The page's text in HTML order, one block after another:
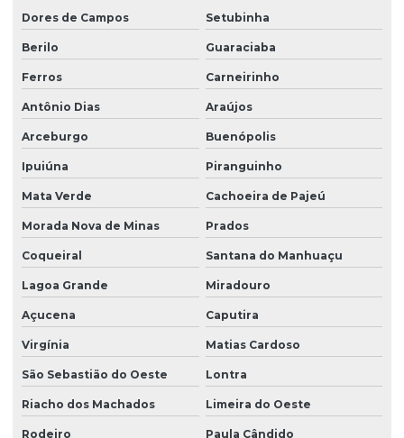
Dores de Campos Setubinha
Berilo Guaraciaba
Ferros Carneirinho
Antônio Dias Araújos
Arceburgo Buenópolis
Ipuiúna Piranguinho
Mata Verde Cachoeira de Pajeú
Morada Nova de Minas Prados
Coqueiral Santana do Manhuaçu
Lagoa Grande Miradouro
Açucena Caputira
Virgínia Matias Cardoso
São Sebastião do Oeste Lontra
Riacho dos Machados Limeira do Oeste
Rodeiro Paula Cândido